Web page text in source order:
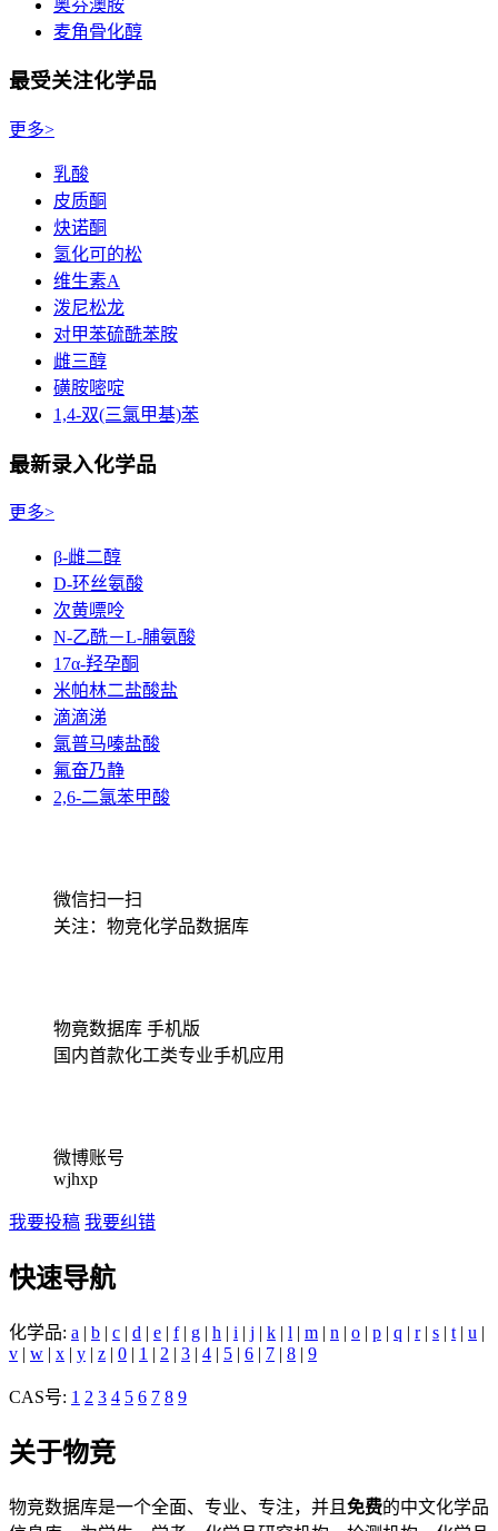
奥芬澳胺
麦角骨化醇
最受关注化学品
更多>
乳酸
皮质酮
炔诺酮
氢化可的松
维生素A
泼尼松龙
对甲苯硫酰苯胺
雌三醇
磺胺嘧啶
1,4-双(三氯甲基)苯
最新录入化学品
更多>
β-雌二醇
D-环丝氨酸
次黄嘌呤
N-乙酰－L-脯氨酸
17α-羟孕酮
米帕林二盐酸盐
滴滴涕
氯普马嗪盐酸
氟奋乃静
2,6-二氯苯甲酸
微信扫一扫
关注：物竞化学品数据库
物竟数据库 手机版
国内首款化工类专业手机应用
微博账号
wjhxp
我要投稿 我要纠错
快速导航
化学品: a | b | c | d | e | f| g | h | i | j | k | l | m | n | o | p | q | r| s | t | u |
v | w | x | y | z | 0 | 1 | 2 | 3 | 4 | 5 | 6 | 7 | 8 | 9
CAS号: 1 2 3 4 5 6 7 8 9
关于物竞
物竞数据库是一个全面、专业、专注，并且 免费的中文化学品